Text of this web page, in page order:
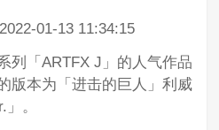
2022-01-13 11:34:15
列「ARTFX J」的人气作品
版本为「进击的巨人」利威
。